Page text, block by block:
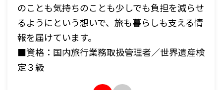
のことも気持ちのことも少しでも負担を減らせ
るようにという想いで、旅も暮らしも支える情
報を届けています。
■資格：国内旅行業務取扱管理者／世界遺産検
定３級